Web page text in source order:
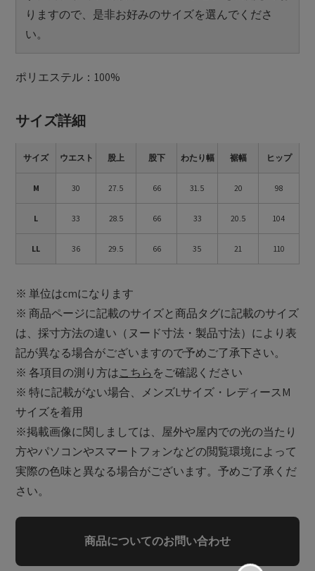
りますので、是非お好みのサイズを選んでくださ
い。
ポリエステル：100%
サイズ詳細
サイズ ウエスト 股上 股下 わたり幅 裾幅 ヒップ
M 30 27.5 66 31.5 20 98
L 33 28.5 66 33 20.5 104
LL 36 29.5 66 35 21 110
※ 単位はcmになります
※ 商品ページに記載のサイズと商品タグに記載のサイズ
は、採寸方法の違い（ヌード寸法・製品寸法）により表
記が異なる場合がございますので予めご了承下さい。
※ 各項目の測り方はこちらをご確認ください
※ 特に記載がない場合、メンズLサイズ・レディースM
サイズを着用
※掲載画像に関しましては、屋外や屋内での光の当たり
方やパソコンやスマートフォンなどの閲覧環境によって
実際の色味と異なる場合がございます。予めご了承くだ
さい。
商品についてのお問い合わせ